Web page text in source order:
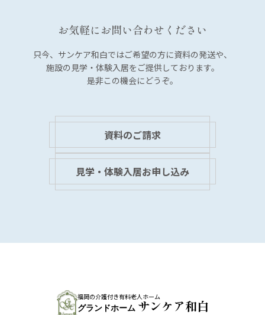
お気軽にお問い合わせください
只今、サンケア和白ではご希望の方に資料の発送や、
施設の見学・体験入居をご提供しております。
是非この機会にどうぞ。
資料のご請求
見学・体験入居お申し込み
福岡の介護付き有料老人ホーム
グランドホーム サンケア和白